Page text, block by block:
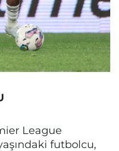
League
futbolcu,